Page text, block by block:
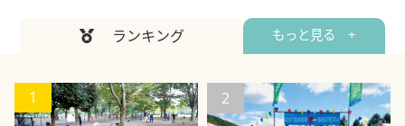
ランキング もっと見る +
1 2